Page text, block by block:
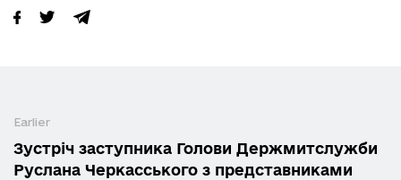
Earlier
Зустріч заступника Голови Держмитслужби
Руслана Черкасського з представниками